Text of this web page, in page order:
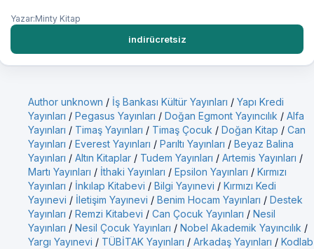
Yazar:Minty Kitap
indirücretsiz
Author unknown / İş Bankası Kültür Yayınları / Yapı Kredi
Yayınları / Pegasus Yayınları / Doğan Egmont Yayıncılık / Alfa
Yayınları / Timaş Yayınları / Timaş Çocuk / Doğan Kitap / Can
Yayınları / Everest Yayınları / Parıltı Yayınları / Beyaz Balina
Yayınları / Altın Kitaplar / Tudem Yayınları / Artemis Yayınları /
Martı Yayınları / İthaki Yayınları / Epsilon Yayınları / Kırmızı
Yayınları / İnkılap Kitabevi / Bilgi Yayınevi / Kırmızı Kedi
Yayınevi / İletişim Yayınevi / Benim Hocam Yayınları / Destek
Yayınları / Remzi Kitabevi / Can Çocuk Yayınları / Nesil
Yayınları / Nesil Çocuk Yayınları / Nobel Akademik Yayıncılık /
Yargı Yayınevi / TÜBİTAK Yayınları / Arkadaş Yayınları / Kodlab